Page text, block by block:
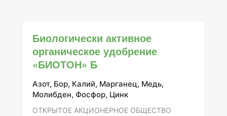
Биологически активное
органическое удобрение
«БИОТОН» Б
Азот, Бор, Калий, Марганец, Медь,
Молибден, Фосфор, Цинк
ОТКРЫТОЕ АКЦИОНЕРНОЕ ОБЩЕСТВО